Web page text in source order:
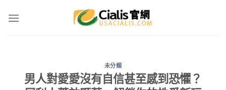
未分類
男人對愛愛沒有自信甚至感到恐懼？